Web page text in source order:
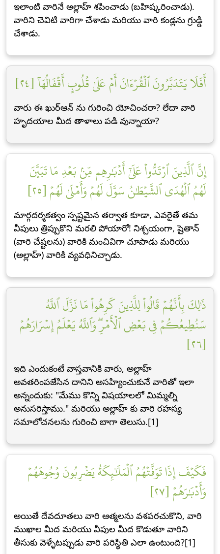
ఇలాంటి వారినే అల్లాహ్ శపించాడు (బహిష్కరించాడు).
వారిని చెవిటి వారిగా చేశాడు మరియు వారి కండ్లను గ్రుడ్డి
చేశాడు.
أَفَلَا يَتَدَبَّرُونَ ٱلۡقُرۡءَانَ أَمۡ عَلَىٰ قُلُوبٍ أَقۡفَالُهَآ [٢٤]
వారు ఈ ఖుర్ఆన్ ను గురించి యోచించరా? లేదా వారి
హృదయాల మీద తాళాలు పడి వున్నాయా?
إِنَّ ٱلَّذِينَ ٱرۡتَدُّواْ عَلَىٰٓ أَدۡبَٰرِهِم مِّنۢ بَعۡدِ مَا تَبَيَّنَ
لَهُمُ ٱلۡهُدَى ٱلشَّيۡطَٰنُ سَوَّلَ لَهُمۡ وَأَمۡلَىٰ لَهُمۡ [٢٥]
మార్గదర్శకత్వం స్పష్టమైన తర్వాత కూడా, ఎవరైతే తమ
వీపులు త్రిప్పుకొని మరలి పోయారో! నిశ్చయంగా, షైతాన్
(వారి చేష్టలను) వారికి మంచివిగా చూపాడు మరియు
(అల్లాహ్) వారికి వ్యవధినిచ్చాడు.
ذَٰلِكَ بِأَنَّهُمۡ قَالُواْ لِلَّذِينَ كَرِهُواْ مَا نَزَّلَ ٱللَّهُ
سَنُطِيعُكُمۡ فِي بَعۡضِ ٱلۡأَمۡرِۖ وَٱللَّهُ يَعۡلَمُ إِسۡرَارَهُمۡ
[٢٦]
ఇది ఎందుకంటే వాస్తవానికి వారు, అల్లాహ్
అవతరింపజేసిన దానిని అసహ్యించుకునే వారితో ఇలా
అన్నందుకు: "మేము కొన్ని విషయాలలో మిమ్మల్ని
అనుసరిస్తాము." మరియు అల్లాహ్ కు వారి రహస్య
సమాలోచనలను గురించి బాగా తెలుసు.[1]
فَكَيۡفَ إِذَا تَوَفَّتۡهُمُ ٱلۡمَلَٰٓئِكَةُ يَضۡرِبُونَ وُجُوهَهُمۡ
وَأَدۡبَٰرَهُمۡ [٢٧]
అయితే దేవదూతలు వారి ఆత్మలను వశపరచుకొని, వారి
ముఖాల మీద మరియు వీపుల మీద కొడుతూ వారిని
తీసుకు వెళ్ళేటప్పుడు వారి పరిస్థితి ఎలా ఉంటుంది?[1]